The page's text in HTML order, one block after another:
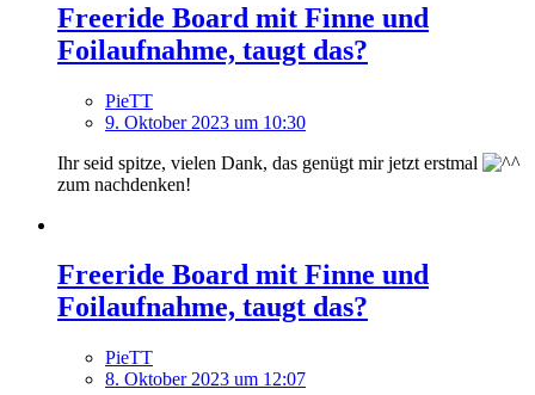
Freeride Board mit Finne und
Foilaufnahme, taugt das?
PieTT
9. Oktober 2023 um 10:30
Ihr seid spitze, vielen Dank, das genügt mir jetzt erstmal
zum nachdenken!
Freeride Board mit Finne und
Foilaufnahme, taugt das?
PieTT
8. Oktober 2023 um 12:07